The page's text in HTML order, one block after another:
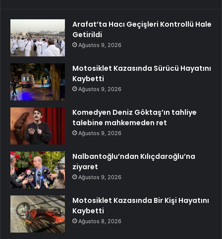
Arafat’ta Hacı Geçişleri Kontrollü Hale
Getirildi
Ağustos 9, 2026
Motosiklet Kazasında Sürücü Hayatını
Kaybetti
Ağustos 9, 2026
Komedyen Deniz Göktaş’ın tahliye
talebine mahkemeden ret
Ağustos 9, 2026
Nalbantoğlu’ndan Kılıçdaroğlu’na
ziyaret
Ağustos 9, 2026
Motosiklet Kazasında Bir Kişi Hayatını
Kaybetti
Ağustos 8, 2026